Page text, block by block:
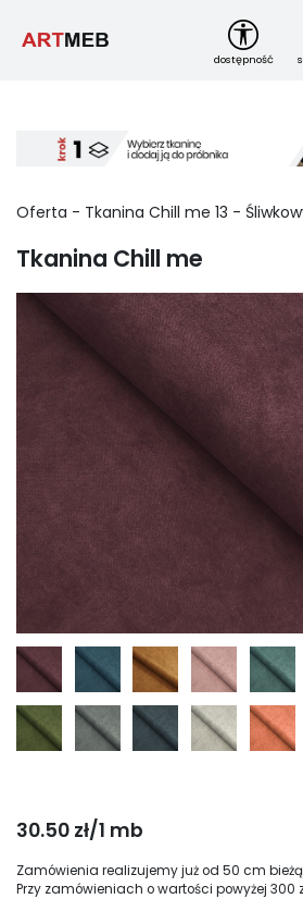
dostępność
Oferta - Tkanina Chill me 13 -
Tkanina Chill me
30.50 zł/1 mb
Zamówienia realizujemy już od 50 cm
Przy zamówieniach o wartości powyżej 300